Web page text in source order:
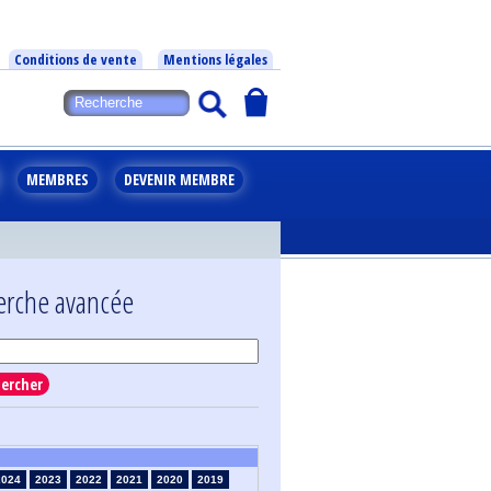
Conditions de vente Mentions légales
MEMBRES DEVENIR MEMBRE
avancée
2023 2022 2021 2020
2019